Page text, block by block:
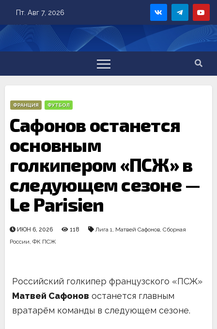
content
Пт. Авг 7, 2026
ФРАНЦИЯ ФУТБОЛ
Сафонов останется
основным
голкипером «ПСЖ» в
следующем сезоне —
Le Parisien
ИЮН 6, 2026 118 Лига 1, Матвей Сафонов, Сборная
России, ФК ПСЖ
Российский голкипер французского «ПСЖ»
Матвей Сафонов останется главным
вратарём команды в следующем сезоне.